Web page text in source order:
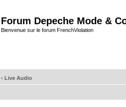
Forum Depeche Mode &
Bienvenue sur le forum FrenchViolation
‹ Live Audio